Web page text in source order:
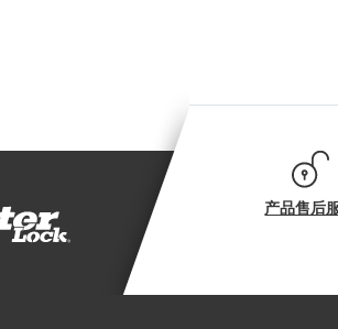
产品售后